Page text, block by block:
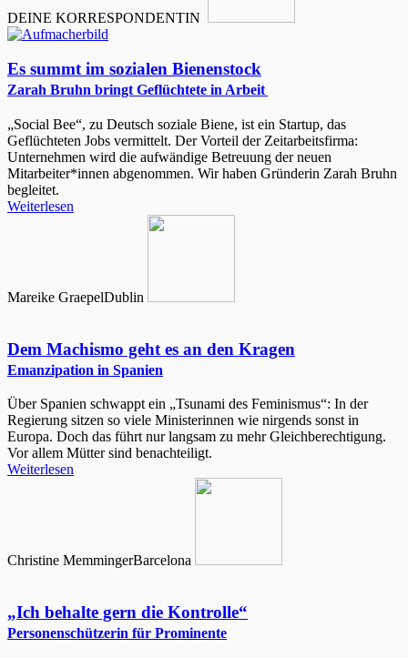
DEINE KORRESPONDENTIN
Es summt im sozialen Bienenstock
Zarah Bruhn bringt Geflüchtete in Arbeit
„Social Bee“, zu Deutsch soziale Biene, ist ein Startup, das
Geflüchteten Jobs vermittelt. Der Vorteil der Zeitarbeitsfirma:
Unternehmen wird die aufwändige Betreuung der neuen
Mitarbeiter*innen abgenommen. Wir haben Gründerin Zarah Bruhn
begleitet.
Weiterlesen
Mareike GraepelDublin
Dem Machismo geht es an den Kragen
Emanzipation in Spanien
Über Spanien schwappt ein „Tsunami des Feminismus“: In der
Regierung sitzen so viele Ministerinnen wie nirgends sonst in
Europa. Doch das führt nur langsam zu mehr Gleichberechtigung.
Vor allem Mütter sind benachteiligt.
Weiterlesen
Christine MemmingerBarcelona
„Ich behalte gern die Kontrolle“
Personenschützerin für Prominente